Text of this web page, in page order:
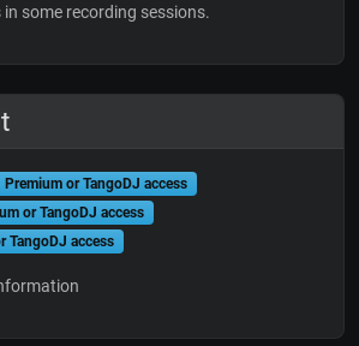
some recording sessions.
Premium or TangoDJ access
or TangoDJ access
TangoDJ access